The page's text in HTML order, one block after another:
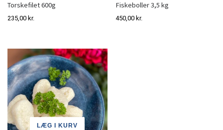
Torskefilet 600g
235,00 kr.
Fiskeboller 3,5 kg
450,00 kr.
LÆG I KURV